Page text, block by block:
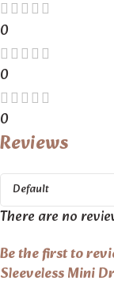
0
0
0
Reviews
There are no
Be the first to
Sleeveless Mini